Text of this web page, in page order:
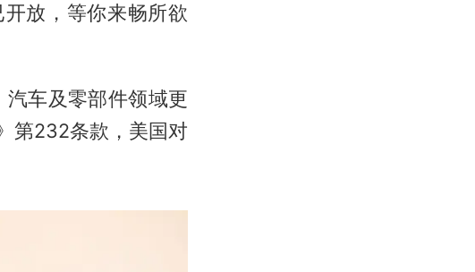
放，等你来畅所欲
车及零部件领域更
第232条款，美国对